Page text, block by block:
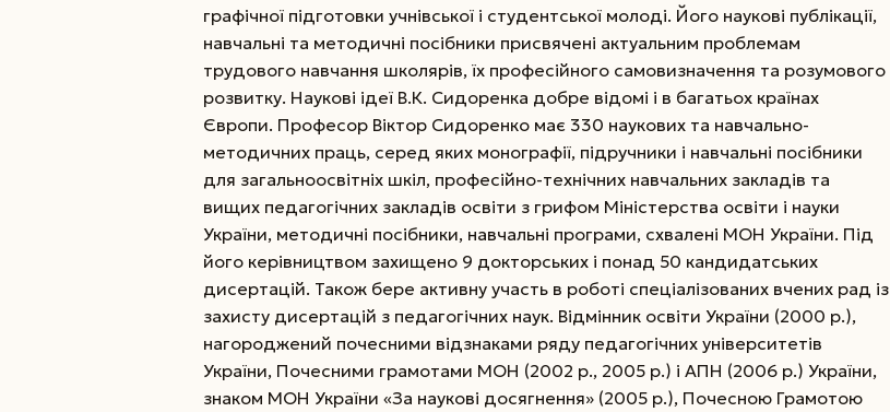
графічної підготовки учнівської і студентської молоді. Його наукові публікації,
навчальні та методичні посібники присвячені актуальним проблемам
трудового навчання школярів, їх професійного самовизначення та розумового
розвитку. Наукові ідеї В.К. Сидоренка добре відомі і в багатьох країнах
Європи. Професор Віктор Сидоренко має 330 наукових та навчально-
методичних праць, серед яких монографії, підручники і навчальні посібники
для загальноосвітніх шкіл, професійно-технічних навчальних закладів та
вищих педагогічних закладів освіти з грифом Міністерства освіти і науки
України, методичні посібники, навчальні програми, схвалені МОН України. Під
його керівництвом захищено 9 докторських і понад 50 кандидатських
дисертацій. Також бере активну участь в роботі спеціалізованих вчених рад із
захисту дисертацій з педагогічних наук. Відмінник освіти України (2000 р.),
нагороджений почесними відзнаками ряду педагогічних університетів
України, Почесними грамотами МОН (2002 р., 2005 р.) і АПН (2006 р.) України,
знаком МОН України «За наукові досягнення» (2005 р.), Почесною Грамотою